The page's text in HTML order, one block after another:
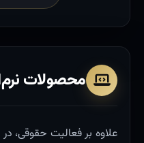
محصولات
علاوه بر فعالیت حقوقی، در